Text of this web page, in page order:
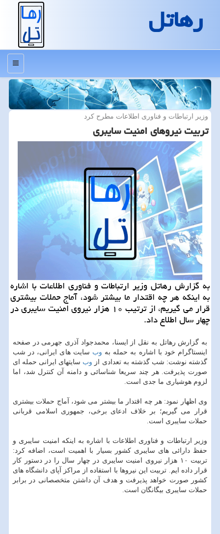
رهاتل
منو
وزیر ارتباطات و فناوری اطلاعات مطرح كرد
تربیت نیروهای امنیت سایبری
به گزارش رهاتل وزیر ارتباطات و فناوری اطلاعات با اشاره
به اینكه هر چه اقتدار ما بیشتر شود، آماج حملات بیشتری
قرار می گیریم، از ترتیب ۱۰ هزار نیروی امنیت سایبری در
چهار سال اطلاع داد.
به گزارش رهاتل به نقل از ایسنا، محمدجواد آذری جهرمی در صفحه
اینستاگرام خود با اشاره به حمله به وب سایت های ایرانی، در شب
گذشته نوشت: شب گذشته به تعدادی از وب سایتهای ایرانی حمله ای
صورت پذیرفت. هر چند سریعا شناسائی و دامنه آن كنترل شد، اما
لزوم هوشیاری ما جدی است.
وی اظهار نمود: هر چه اقتدار ما بیشتر می شود، آماج حملات بیشتری
قرار می گیریم؛ بر خلاف ادعای برخی، جمهوری اسلامی قربانی
حملات سایبری است.
وزیر ارتباطات و فناوری اطلاعات با اشاره به اینكه امنیت سایبری و
حفظ دارائی های سایبری كشور بسیار با اهمیت است، اضافه كرد:
تربیت ۱۰ هزار نیروی امنیت سایبری در چهار سال را در دستور كار
قرار داده ایم. تربیت این نیروها با استفاده از مراكز آپای دانشگاه های
كشور صورت خواهد پذیرفت و هدف آن داشتن متخصصانی در برابر
حملات سایبری بیگانگان است.